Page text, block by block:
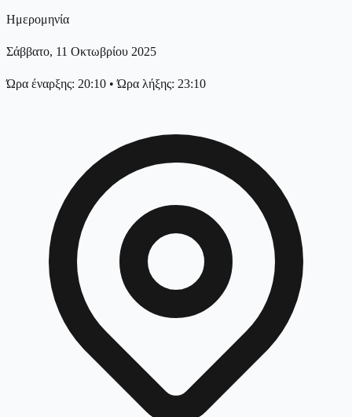
Ημερομηνία
Σάββατο, 11 Οκτωβρίου 2025
Ώρα έναρξης: 20:10 •Ώρα λήξης: 23:10